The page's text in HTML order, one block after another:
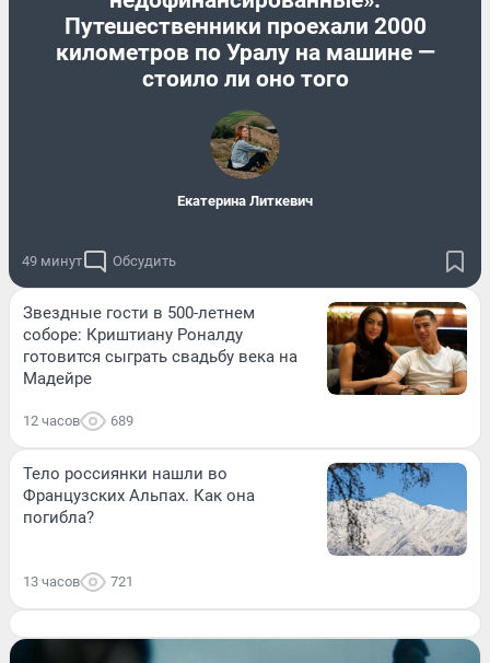
Путешественники проехали 2000
километров по Уралу на машине —
стоило ли оно того
Екатерина Литкевич
49 минут Обсудить
Звездные гости в 500-летнем
соборе: Криштиану Роналду
готовится сыграть свадьбу века на
Мадейре
12 часов 689
Тело россиянки нашли во
Французских Альпах. Как она
погибла?
13 часов 721